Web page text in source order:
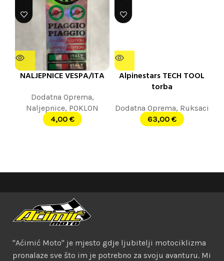
NALJEPNICE VESPA/ITA
Dodatna Oprema,
Naljepnice, POKLON
4,00 €
Alpinestars TECH TOOL
torba
Dodatna Oprema, Ruksaci
63,00 €
"Aćimić Moto" je mjesto gdje ljubitelji motociklizma
pronalaze sve što im je potrebno za svoju avanturu. Mi